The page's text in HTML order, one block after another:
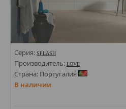
Серия: SPLASH
Производитель: LOVE
Страна: Португалия
В наличии